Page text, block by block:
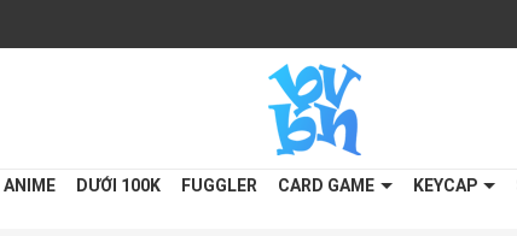
ANIME DƯỚI 100K FUGGLER CARD GAME KEYCAP